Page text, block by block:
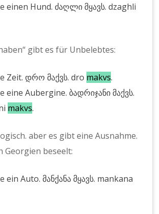
einen Hund. ძაღლი მყავს. dzaghli
gibt es für Unbelebtes:
Zeit. დრო მაქვს. dro makvs.
eine Aubergine. ბადრიჯანი მაქვს.
makvs.
aber es gibt eine Ausnahme.
Georgien beseelt:
ein Auto. მანქანა მყავს. mankana